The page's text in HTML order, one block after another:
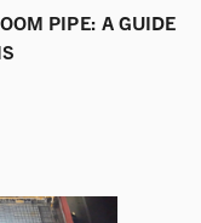
PIPE: A GUIDE